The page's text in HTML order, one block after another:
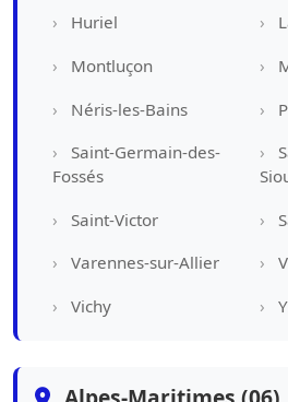
Huriel
Montluçon
Néris-les-Bains
Saint-Germain-des-
Fossés
Saint-Victor
Varennes-sur-Allier
Vichy